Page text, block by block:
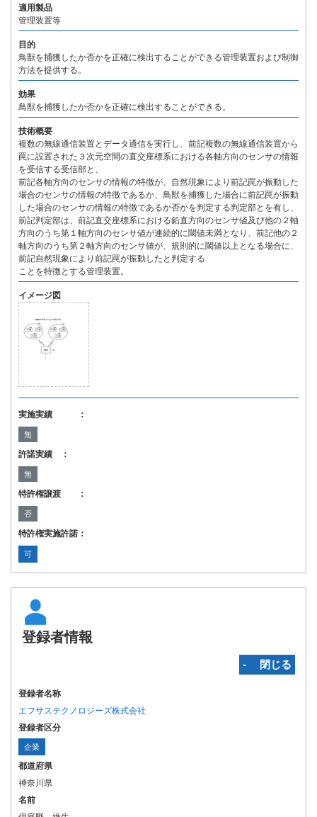
適用製品
管理装置等
目的
鳥獣を捕獲したか否かを正確に検出することができる管理装置および制御
方法を提供する。
効果
鳥獣を捕獲したか否かを正確に検出することができる。
技術概要
複数の無線通信装置とデータ通信を実行し、前記複数の無線通信装置から
罠に設置された３次元空間の直交座標系における各軸方向のセンサの情報
を受信する受信部と、
前記各軸方向のセンサの情報の特徴が、自然現象により前記罠が振動した
場合のセンサの情報の特徴であるか、鳥獣を捕獲した場合に前記罠が振動
した場合のセンサの情報の特徴であるか否かを判定する判定部とを有し、
前記判定部は、前記直交座標系における鉛直方向のセンサ値及び他の２軸
方向のうち第１軸方向のセンサ値が連続的に閾値未満となり、前記他の２
軸方向のうち第２軸方向のセンサ値が、規則的に閾値以上となる場合に、
前記自然現象により前記罠が振動したと判定する
ことを特徴とする管理装置。
イメージ図
実施実績 ：
無
許諾実績 ：
無
特許権譲渡 ：
否
特許権実施許諾：
可
登録者情報
‐ 閉じる
登録者名称
エフサステクノロジーズ株式会社
登録者区分
企業
都道府県
神奈川県
名前